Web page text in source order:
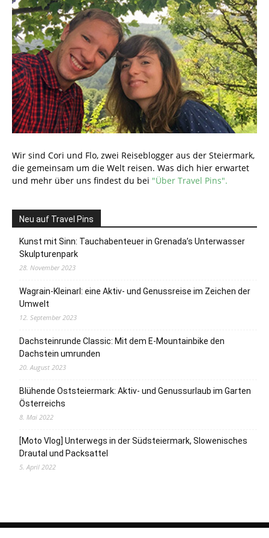
Wir sind Cori und Flo, zwei Reiseblogger aus der Steiermark,
die gemeinsam um die Welt reisen. Was dich hier erwartet
und mehr über uns findest du bei "Über Travel Pins".
Neu auf Travel Pins
Kunst mit Sinn: Tauchabenteuer in Grenada’s Unterwasser
Skulpturenpark
28. November 2023
Wagrain-Kleinarl: eine Aktiv- und Genussreise im Zeichen der
Umwelt
12. September 2023
Dachsteinrunde Classic: Mit dem E-Mountainbike den
Dachstein umrunden
20. August 2023
Blühende Oststeiermark: Aktiv- und Genussurlaub im Garten
Österreichs
8. Mai 2022
[Moto Vlog] Unterwegs in der Südsteiermark, Slowenisches
Drautal und Packsattel
5. April 2022